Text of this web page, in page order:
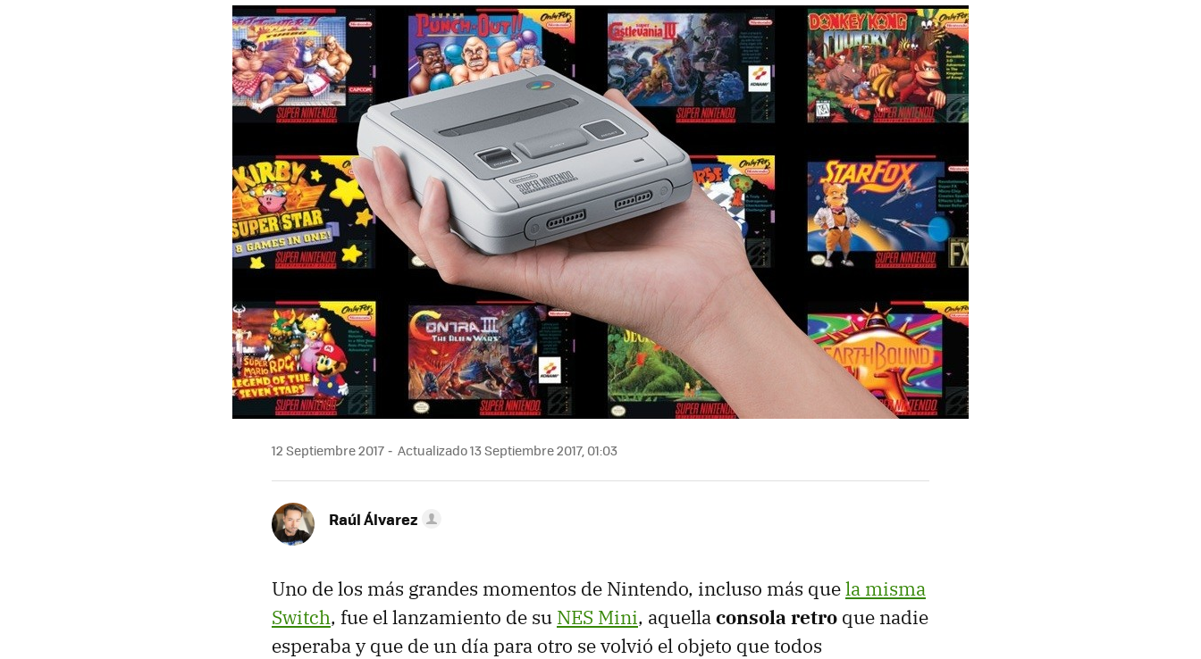
MAIL
12 Septiembre 2017 Actualizado 13 Septiembre 2017, 01:03
Raúl Álvarez
Uno de los más grandes momentos de Nintendo, incluso más quela misma
Switch, fue el lanzamiento de su NES Mini, aquellaconsola retro que nadie
esperaba y que de un día para otro se volvió el objeto que todos